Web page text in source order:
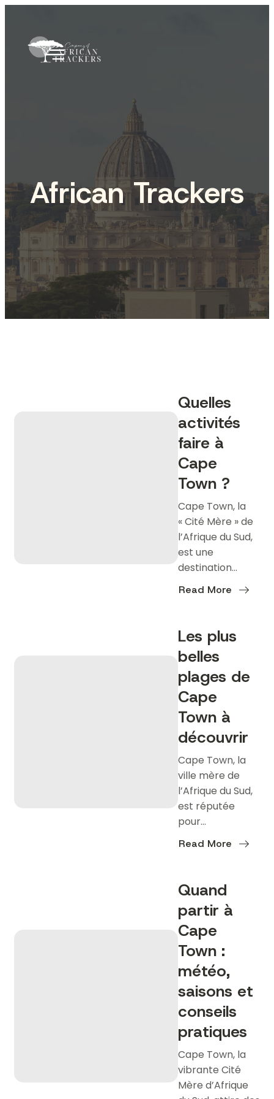
African Trackers
Quelles
activités
faire à
Cape
Town ?
Cape Town, la
« Cité Mère » de
l’Afrique du Sud,
est une
destination…
Read More
about
à
Cape
Town
?
Les plus
belles
plages de
Cape
Town à
découvrir
Cape Town, la
ville mère de
l’Afrique du Sud,
est réputée
pour…
Read More
about
plages
de
Cape
Town
à
découvrir
Quand
partir à
Cape
Town :
météo,
saisons et
conseils
pratiques
Cape Town, la
vibrante Cité
Mère d’Afrique